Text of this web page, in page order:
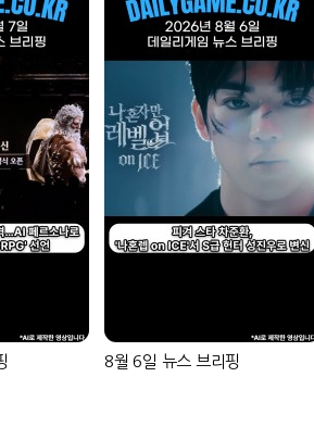
8월 6일 뉴스 브리핑